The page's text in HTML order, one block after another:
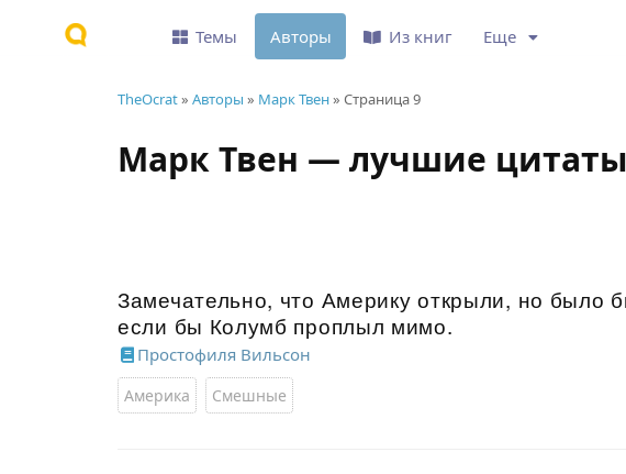
TheOcrat» Авторы » Марк Твен» Страница 9
Марк Твен — лучшие цитаты
Замечательно, что Америку открыли, но было
если бы Колумб проплыл мимо.
Простофиля Вильсон
Америка Смешные
Темы Авторы Из книг Еще